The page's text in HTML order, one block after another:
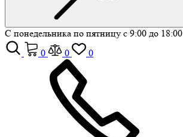
С понедельника по пятницу с 9:00 до 18:00
0
0 0